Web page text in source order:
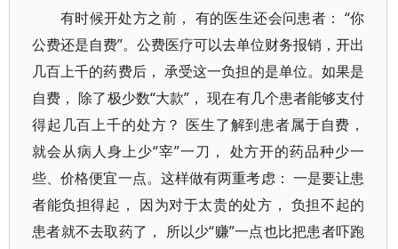
有时候开处方之前， 有的医生还会问患者： “你
公费还是自费”。公费医疗可以去单位财务报销，开出
几百上千的药费后， 承受这一负担的是单位。如果是
自费， 除了极少数“大款”， 现在有几个患者能够支付
得起几百上千的处方？ 医生了解到患者属于自费，
就会从病人身上少“宰”一刀， 处方开的药品种少一
些、价格便宜一点。这样做有两重考虑： 一是要让患
者能负担得起， 因为对于太贵的处方， 负担不起的
患者就不去取药了， 所以少“赚”一点也比把患者吓跑